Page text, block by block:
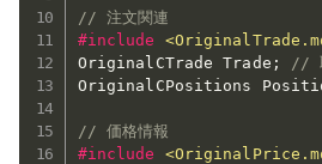
// 注文関連
#include
OriginalCTrade Trade ;
//
OriginalCPositions
// 価格情報
#include